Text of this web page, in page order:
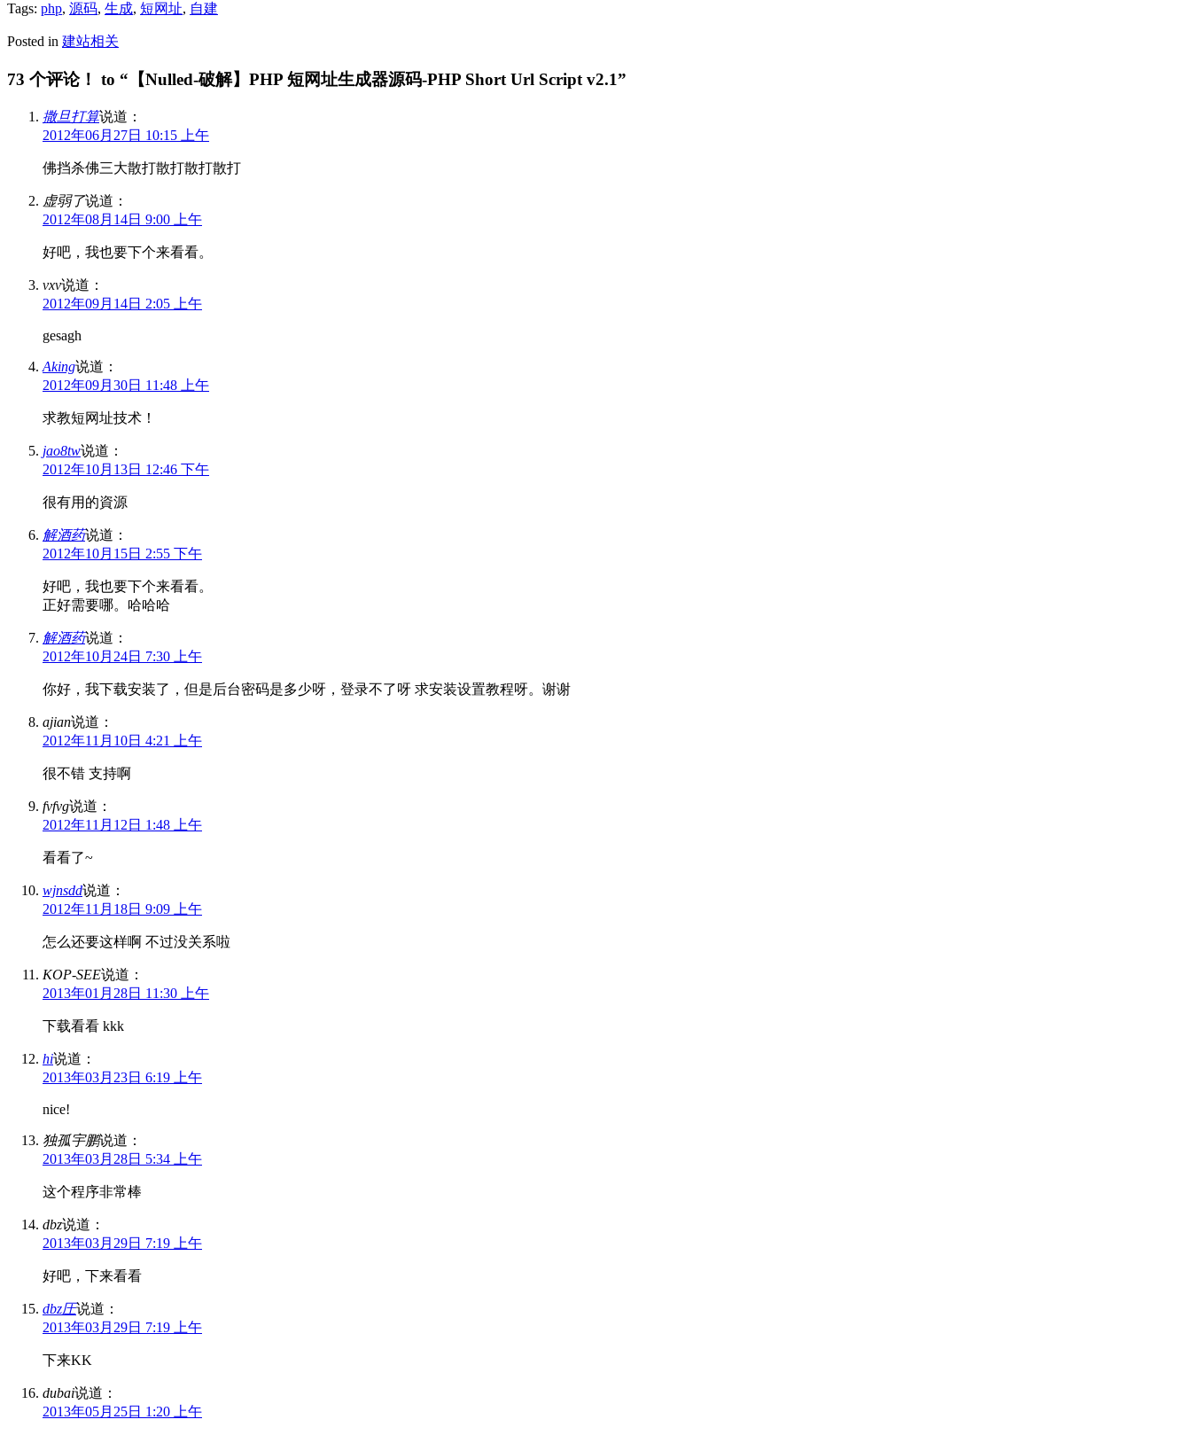
Tags: php, 源码, 生成, 短网址, 自建
Posted in 建站相关
73 个评论！ to “【Nulled-破解】PHP 短网址生成器源码-PHP Short Url Script v2.1”
撒旦打算说道：
2012年06月27日 10:15 上午
佛挡杀佛三大散打散打散打散打
虚弱了说道：
2012年08月14日 9:00 上午
好吧，我也要下个来看看。
vxv说道：
2012年09月14日 2:05 上午
gesagh
Aking说道：
2012年09月30日 11:48 上午
求教短网址技术！
jao8tw说道：
2012年10月13日 12:46 下午
很有用的資源
解酒药说道：
2012年10月15日 2:55 下午
好吧，我也要下个来看看。
正好需要哪。哈哈哈
解酒药说道：
2012年10月24日 7:30 上午
你好，我下载安装了，但是后台密码是多少呀，登录不了呀 求安装设置教程呀。谢谢
ajian说道：
2012年11月10日 4:21 上午
很不错 支持啊
fvfvg说道：
2012年11月12日 1:48 上午
看看了~
wjnsdd说道：
2012年11月18日 9:09 上午
怎么还要这样啊 不过没关系啦
KOP-SEE说道：
2013年01月28日 11:30 上午
下载看看 kkk
hi说道：
2013年03月23日 6:19 上午
nice!
独孤宇鹏说道：
2013年03月28日 5:34 上午
这个程序非常棒
dbz说道：
2013年03月29日 7:19 上午
好吧，下来看看
dbz圧说道：
2013年03月29日 7:19 上午
下来KK
dubai说道：
2013年05月25日 1:20 上午